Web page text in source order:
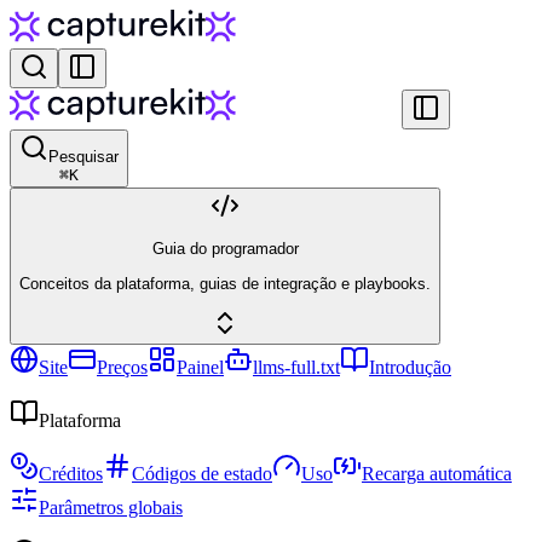
Pesquisar
⌘K
Guia do programador
Conceitos da plataforma, guias de integração e playbooks.
Site Preços Painel llms-full.txt Introdução
Plataforma
Créditos Códigos de estado Uso
Recarga automática
Parâmetros globais